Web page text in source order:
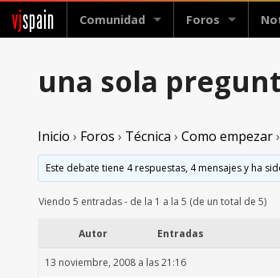
vjspain Comunidad Foros
una sola
Inicio › Foros › Técnica › Como empezar›
Este debate tiene 4 respuestas, 4 mensajes y ha
Viendo 5 entradas - de la 1 a la 5 (de un total de 5)
Autor Entradas
13 noviembre, 2008 a las 21:16